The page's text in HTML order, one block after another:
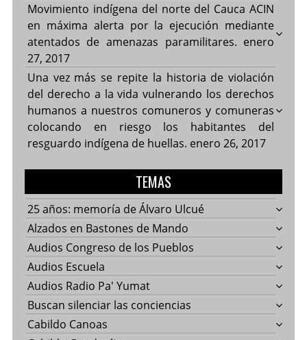
Movimiento indígena del norte del Cauca ACIN
en máxima alerta por la ejecución mediante
atentados de amenazas paramilitares. enero
27, 2017
Una vez más se repite la historia de violación
del derecho a la vida vulnerando los derechos
humanos a nuestros comuneros y comuneras
colocando en riesgo los habitantes del
resguardo indígena de huellas. enero 26, 2017
TEMAS
25 años: memoría de Álvaro Ulcué
Alzados en Bastones de Mando
Audios Congreso de los Pueblos
Audios Escuela
Audios Radio Pa' Yumat
Buscan silenciar las conciencias
Cabildo Canoas